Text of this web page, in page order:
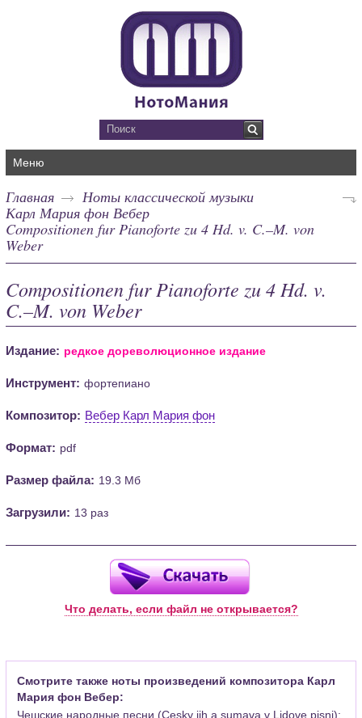
Меню
Главная
Ноты классической музыки
Карл Мария фон Вебер
Compositionen fur Pianoforte zu 4 Hd. v. C.–M. von
Weber
Compositionen fur Pianoforte zu 4 Hd. v.
C.–M. von Weber
Издание: редкое дореволюционное издание
Инструмент: фортепиано
Композитор: Вебер Карл Мария фон
Формат: pdf
Размер файла: 19.3 Мб
Загрузили: 13 раз
Что делать, если файл не открывается?
Смотрите также ноты произведений композитора Карл
Мария фон Вебер:
Чешские народные песни (Cesky jih a sumava v Lidove pisni):